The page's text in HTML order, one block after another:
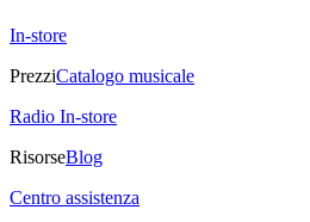
In-store
PrezziCatalogo musicale
Radio In-store
RisorseBlog
Centro assistenza